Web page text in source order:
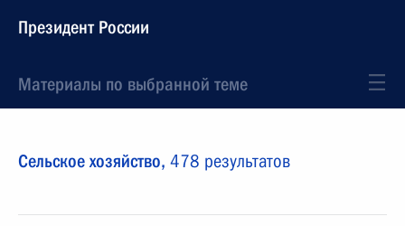
Президент России
Материалы по выбранной теме
Сельское хозяйство, 478 результатов